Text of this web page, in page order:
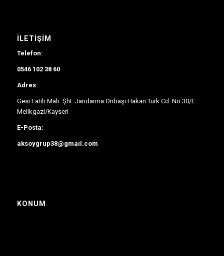
İLETIŞIM
Telefon:
0546 102 38 60
Adres:
Gesi Fatih Mah. Şht. Jandarma Onbaşı Hakan Türk Cd. No:30/E
Melikgazi/Kayseri
E-Posta:
aksoygrup38@gmail.com
KONUM